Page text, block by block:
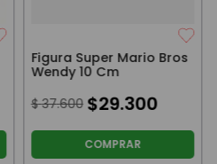
Figura Super Mario Bros
Wendy 10 Cm
$ 37.600 $29.300
COMPRAR